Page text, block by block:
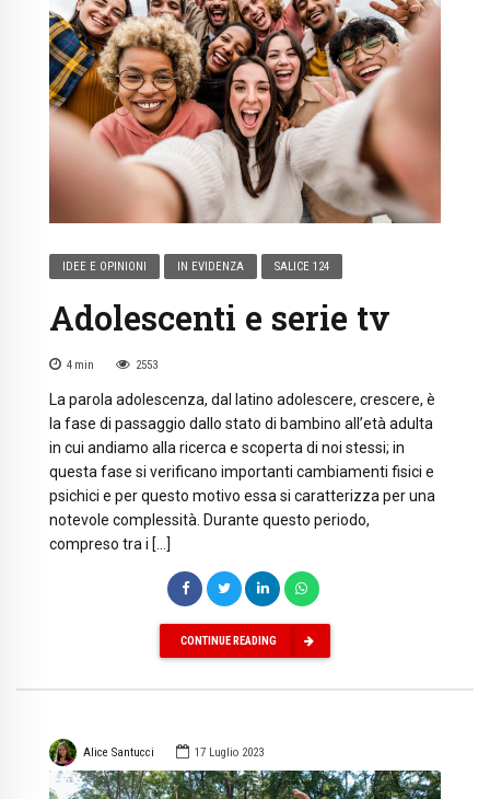
IDEE E OPINIONI IN EVIDENZA SALICE 124
Adolescenti e serie tv
4 min 2553
La parola adolescenza, dal latino adolescere, crescere, è
la fase di passaggio dallo stato di bambino all’età adulta
in cui andiamo alla ricerca e scoperta di noi stessi; in
questa fase si verificano importanti cambiamenti fisici e
psichici e per questo motivo essa si caratterizza per una
notevole complessità. Durante questo periodo,
compreso tra i […]
CONTINUE READING
Alice Santucci 17 Luglio 2023